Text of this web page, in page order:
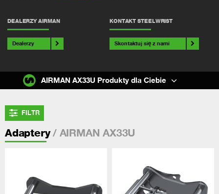
DEALERZY AIRMAN
Dealerzy
KONTAKT STEELWRIST
Skontaktuj się z nami
FILTR
Adaptery/ AIRMAN AX33U
AIRMAN AX33U Produkty dla Ciebie